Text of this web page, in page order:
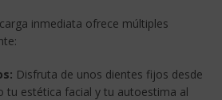
inmediata ofrece múltiples
Disfruta de unos dientes fijos desde
tu estética facial y tu autoestima al